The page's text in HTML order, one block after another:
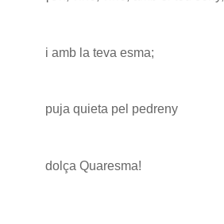
i amb la teva esma;
puja quieta pel pedreny
dolça Quaresma!